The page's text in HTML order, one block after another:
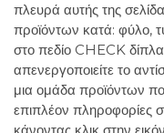
πλευρά αυτής της
προϊόντων κατά: φύλο,
στο πεδίο CHECK δίπλα
απενεργοποιείτε το
μια ομάδα προϊόντων
επιπλέον πληροφορίες